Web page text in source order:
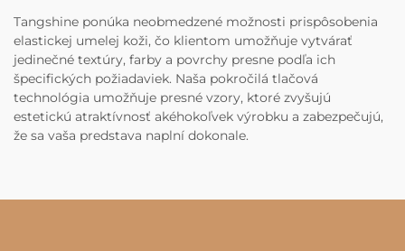
Tangshine ponúka neobmedzené možnosti prispôsobenia
elastickej umelej koži, čo klientom umožňuje vytvárať
jedinečné textúry, farby a povrchy presne podľa ich
špecifických požiadaviek. Naša pokročilá tlačová
technológia umožňuje presné vzory, ktoré zvyšujú
estetickú atraktívnosť akéhokoľvek výrobku a zabezpečujú,
že sa vaša predstava naplní dokonale.